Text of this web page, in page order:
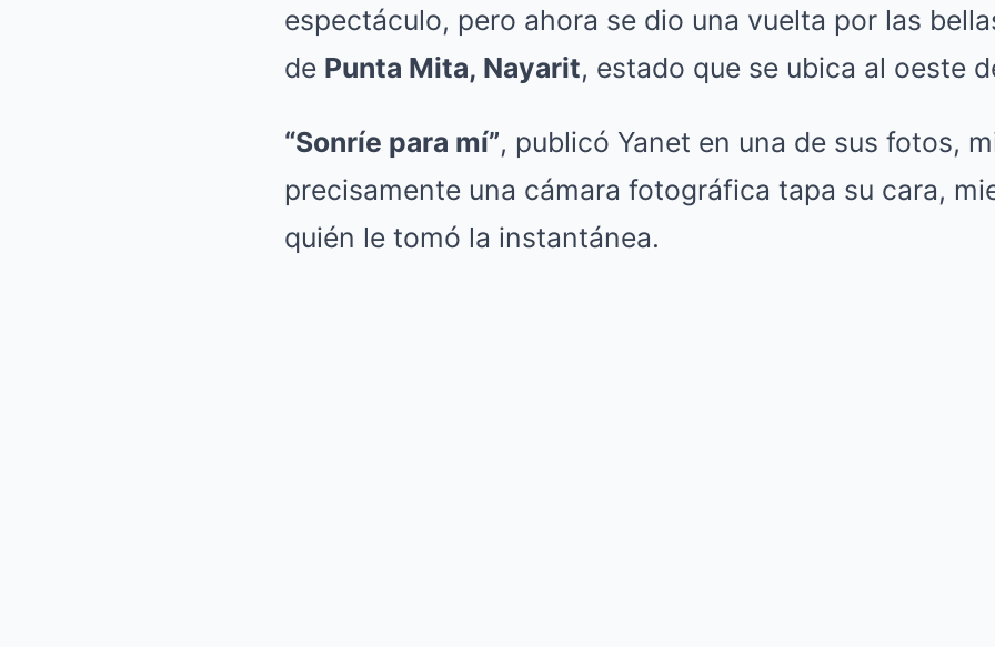
espectáculo, pero ahora se dio una vuelta por las
de Punta Mita, Nayarit, estado que se ubica al oeste
“Sonríe para mí”, publicó Yanet en una de sus fotos,
precisamente una cámara fotográfica tapa su cara,
quién le tomó la instantánea.